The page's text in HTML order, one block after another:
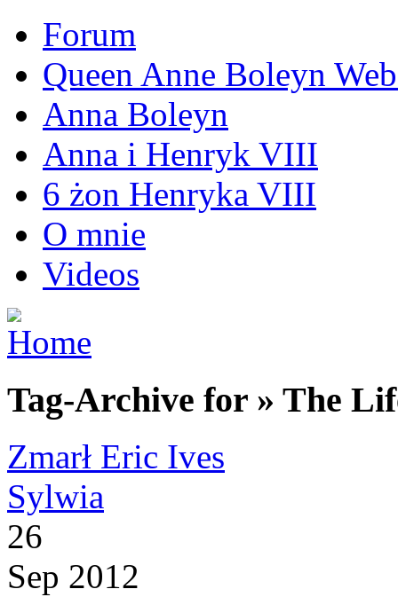
Forum
Queen Anne Boleyn
Anna Boleyn
Anna i Henryk VIII
6 żon Henryka VIII
O mnie
Videos
Tag-Archive for » The
Zmarł Eric Ives
Sylwia
26
Sep 2012